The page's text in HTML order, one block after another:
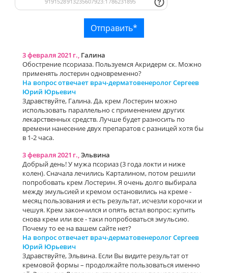
3 февраля 2021 г., Галина
Обострение псориаза. Пользуемся Акридерм ск. Можно
применять лостерин одновременно?
На вопрос отвечает врач-дерматовенеролог Сергеев
Юрий Юрьевич
Здравствуйте, Галина. Да, крем Лостерин можно
использовать параллельно с применением других
лекарственных средств. Лучше будет разносить по
времени нанесение двух препаратов с разницей хотя бы
в 1-2 часа.
3 февраля 2021 г.,Эльвина
Добрый день! У мужа псориаз (3 года локти и ниже
колен). Сначала лечились Карталином, потом решили
попробовать крем Лостерин. Я очень долго выбирала
между эмульсией и кремом остановились на креме -
месяц пользования и есть результат, исчезли корочки и
чешуя. Крем закончился и опять встал вопрос: купить
снова крем или все - таки попробоваться эмульсию.
Почему то ее на вашем сайте нет?
На вопрос отвечает врач-дерматовенеролог Сергеев
Юрий Юрьевич
Здравствуйте, Эльвина. Если Вы видите результат от
кремовой формы – продолжайте пользоваться именно